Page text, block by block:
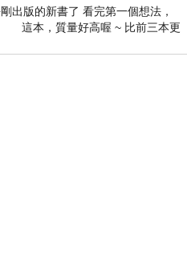
出版的新書了 看完第一個想法，
本，質量好高喔 ~ 比前三本更